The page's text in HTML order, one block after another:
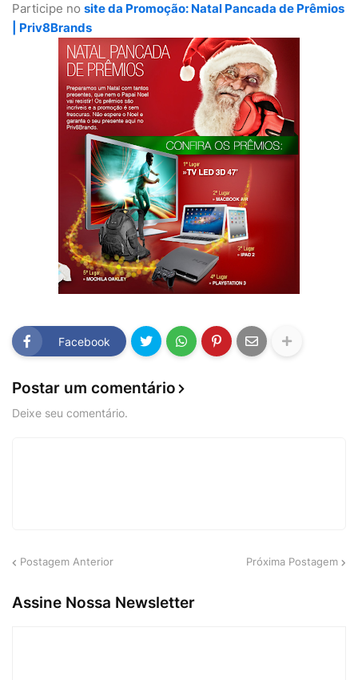
Participe no site da Promoção: Natal Pancada de Prêmios
| Priv8Brands
Facebook
Postar um comentário
Deixe seu comentário.
Postagem Anterior Próxima Postagem
Assine Nossa Newsletter